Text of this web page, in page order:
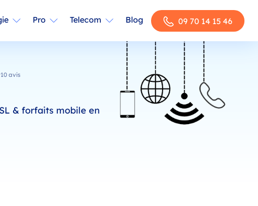
Pro Telecom Blog 09 70 14 15 46
avis
& forfaits mobile en